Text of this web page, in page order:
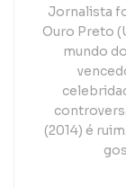
Jornalista
Ouro Preto
mundo
(2014) é